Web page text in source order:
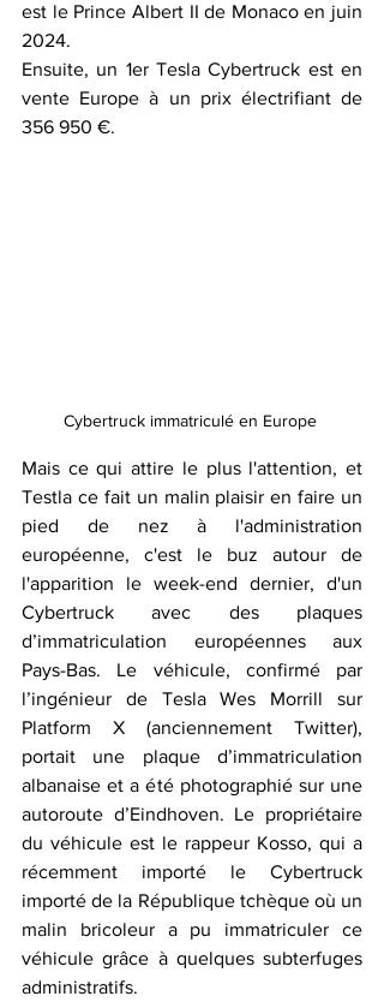
est le Prince Albert II de Monaco en juin
2024.
Ensuite, un 1er Tesla Cybertruck est en
vente Europe à un prix électrifiant de
356 950 €.
Cybertruck immatriculé en Europe
Mais ce qui attire le plus l'attention, et
Testla ce fait un malin plaisir en faire un
pied de nez à l'administration
européenne, c'est le buz autour de
l'apparition le week-end dernier, d'un
Cybertruck avec des plaques
d’immatriculation européennes aux
Pays-Bas. Le véhicule, confirmé par
l’ingénieur de Tesla Wes Morrill sur
Platform X (anciennement Twitter),
portait une plaque d’immatriculation
albanaise et a été photographié sur une
autoroute d’Eindhoven. Le propriétaire
du véhicule est le rappeur Kosso, qui a
récemment importé le Cybertruck
importé de la République tchèque où un
malin bricoleur a pu immatriculer ce
véhicule grâce à quelques subterfuges
administratifs.